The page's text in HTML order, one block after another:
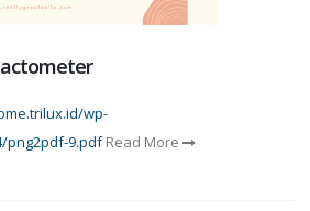
wp-
png2pdf-9.pdf Read More